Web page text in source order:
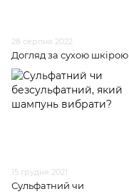
28 серпня 2022
Догляд за сухою шкірою
15 грудня 2021
Сульфатний чи